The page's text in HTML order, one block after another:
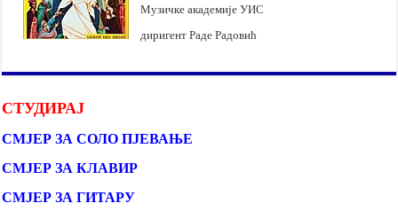
Музичке академије УИС
диригент Раде Радовић
СТУДИРАЈ
СМЈЕР ЗА СОЛО ПЈЕВАЊЕ
СМЈЕР ЗА КЛАВИР
СМЈЕР ЗА ГИТАРУ